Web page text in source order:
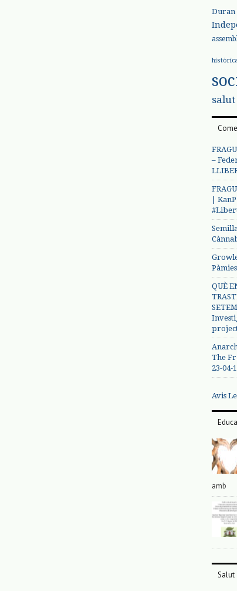
Duran
salut
–
|
QUÈ
The
23-04-
Avis
amb
Salut